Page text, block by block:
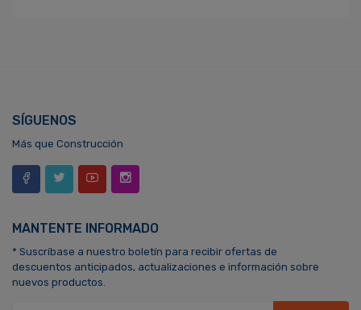
SÍGUENOS
Más que Construcción
MANTENTE INFORMADO
* Suscríbase a nuestro boletín para recibir ofertas de
descuentos anticipados, actualizaciones e información sobre
nuevos productos.